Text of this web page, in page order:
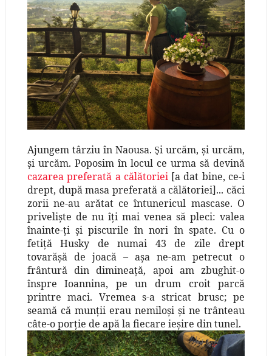
Ajungem târziu în Naousa. Şi urcăm, şi urcăm,
şi urcăm. Poposim înlocul ce urma să devină
cazarea preferată a călătoriei[a dat bine, ce-i
drept, după masa preferată a călătoriei]... căci
zorii ne-au arătat ce întunericul mascase. O
privelişte de nu îţi mai venea să pleci: valea
înainte-ţi şi piscurile în nori în spate. Cu o
fetiţă Husky de numai 43 de zile drept
tovarăşă de joacă – aşa ne-am petrecut o
frântură din dimineaţă, apoi am zbughit-o
înspre Ioannina, pe un drum croit parcă
printre maci. Vremea s-a stricat brusc; pe
seamă că munţii erau nemiloşi şi ne trânteau
câte-o porţie de apă la fiecare ieşire din tunel.